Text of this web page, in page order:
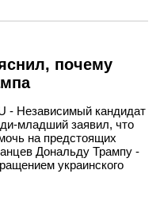
почему
- Независимый кандидат
младший заявил, что
на предстоящих
Дональду Трампу -
украинского